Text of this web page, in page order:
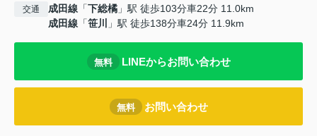
交通 成田線 「下総橘 」駅 徒歩103分車22分 11.0km
成田線 「笹川 」駅 徒歩138分車24分 11.9km
無料 LINEからお問い合わせ
無料 お問い合わせ